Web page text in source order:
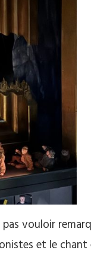
vouloir
et le chant